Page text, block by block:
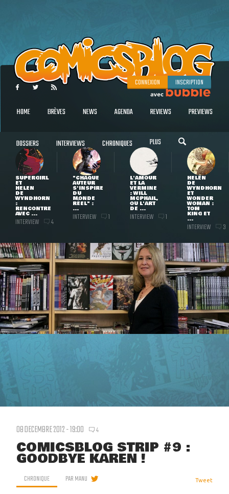
CONNEXION INSCRIPTION
HOME BRÈVES NEWS AGENDA REVIEWS PREVIEWS
DOSSIERS INTERVIEWS CHRONIQUES PLUS
SUPERGIRL
ET
HELEN
DE
WYNDHORN
:
RENCONTRE
AVEC ...
INTERVIEW 4
"CHAQUE
AUTEUR
S'INSPIRE
DU
MONDE
RÉEL" :
...
INTERVIEW 1
L'AMOUR
ET LA
VERMINE
: WILL
MCPHAIL,
OU L'ART
DE ...
INTERVIEW 1
HELEN
DE
WYNDHORN
ET
WONDER
WOMAN :
TOM
KING ET
...
INTERVIEW 3
08 DECEMBRE 2012 - 19:00 4
COMICSBLOG STRIP #9 :
GOODBYE KAREN !
CHRONIQUE PARMANU Tweet